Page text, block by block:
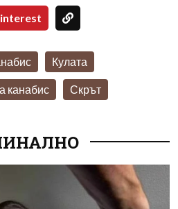
Кулата
канабис Скрът